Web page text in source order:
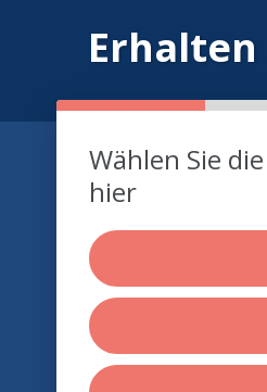
Erhalten
Wählen Sie
hier